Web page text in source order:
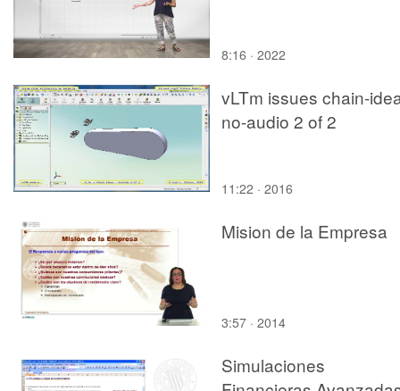
8:16 · 2022
vLTm issues chain-
no-audio 2 of 2
11:22 · 2016
Mision de la Empresa
3:57 · 2014
Simulaciones